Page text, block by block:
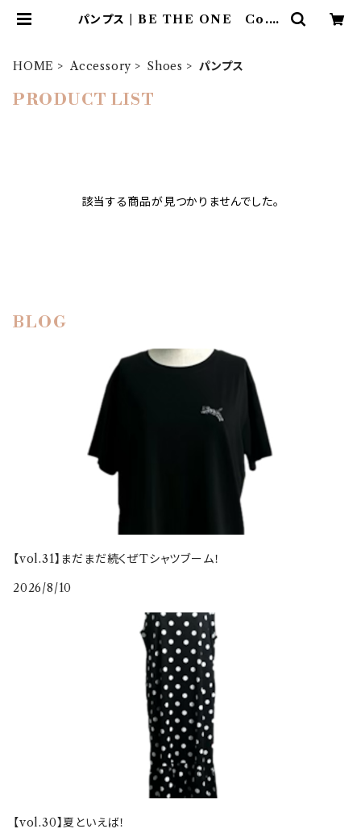
パンプス | BE THE ONE Co.,L
HOME Accessory Shoes パンプス
PRODUCT LIST
該当する商品が見つかりませんでした。
BLOG
【vol.31】まだまだ続くぜTシャツブーム！
2026/8/10
【vol.30】夏といえば！